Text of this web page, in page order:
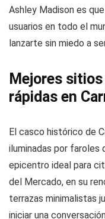
Ashley Madison es
usuarios en todo el
lanzarte sin miedo a
Mejores
rápidas en
El casco histórico de
iluminadas por faroles
epicentro ideal para
del Mercado, en su
terrazas minimalistas
iniciar una